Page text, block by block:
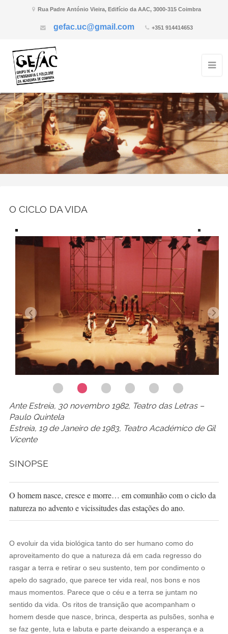
Rua Padre António Vieira, Edifício da AAC, 3000-315 Coimbra
gefac.uc@gmail.com +351 914414653
O CICLO DA VIDA
Ante Estreia, 30 novembro 1982, Teatro das Letras –
Paulo Quintela
Estreia, 19 de Janeiro de 1983, Teatro Académico de Gil
Vicente
SINOPSE
O homem nasce, cresce e morre… em comunhão com o ciclo da
natureza no advento e vicissitudes das estações do ano.
O evoluir da vida biológica tanto do ser humano como do
aproveitamento do que a natureza dá em cada regresso do
rasgar a terra e retirar o seu sustento, tem por condimento o
apelo do sagrado, que parece ter vida real, nos bons e nos
maus momentos. Parece que o céu e a terra se juntam no
sentido da vida. Os ritos de transição que acompanham o
homem desde que nasce, brinca, desperta as pulsões, sonha e
se faz gente, luta e labuta e parte deixando a esperança e a